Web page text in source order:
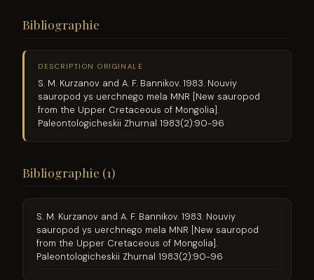
Bibliographie
DESCRIPTION ORIGINALE
S. M. Kurzanov and A. F. Bannikov. 1983. Nouviy
sauropod ys uerchnego mela MNR [New sauropod
from the Upper Cretaceous of Mongolia].
Paleontologicheskii Zhurnal 1983(2):90-96
Bibliographie (1)
S. M. Kurzanov and A. F. Bannikov. 1983. Nouviy
sauropod ys uerchnego mela MNR [New sauropod
from the Upper Cretaceous of Mongolia].
Paleontologicheskii Zhurnal 1983(2):90-96